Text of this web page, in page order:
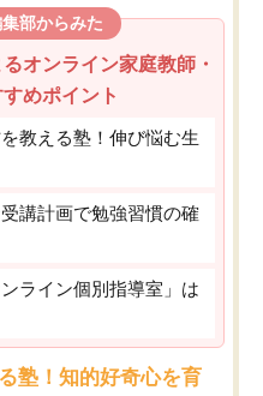
部からみた
オンライン家庭教師・
めポイント
教える塾！伸び悩む生
講計画で勉強習慣の確
ライン個別指導室」は
塾！知的好奇心を育